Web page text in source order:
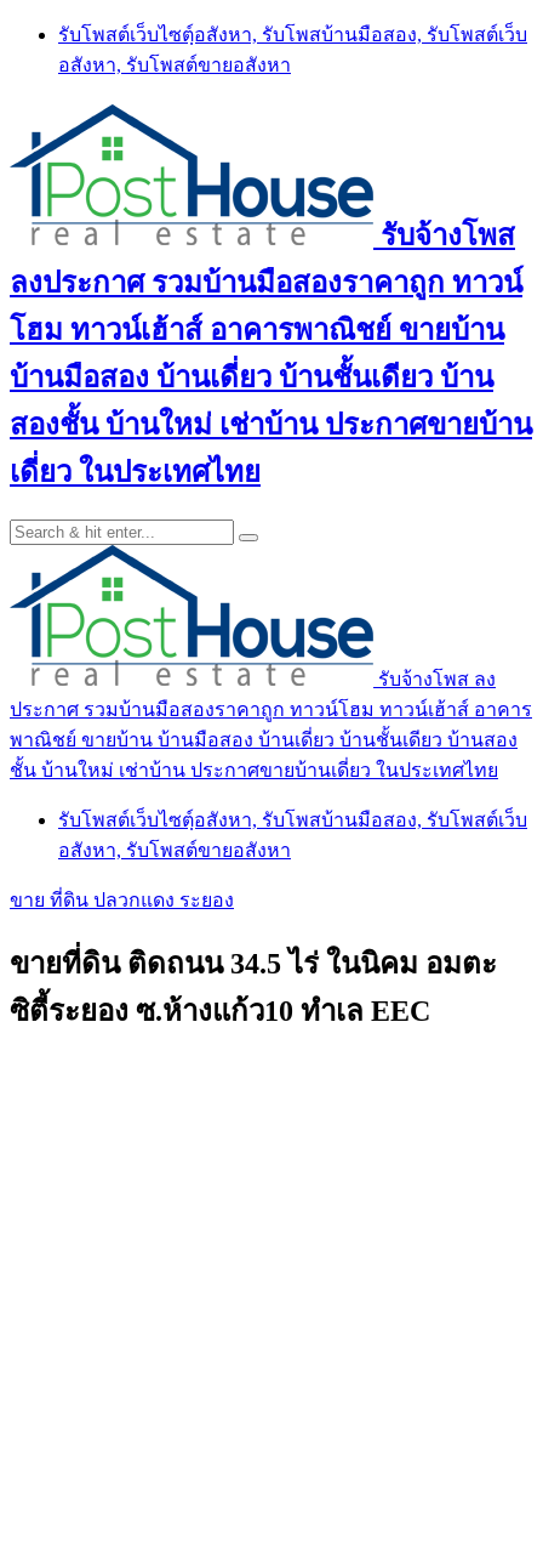
Skip
content
รับโพสต์เว็บไซตฺ์อสังหา, รับโพสบ้านมือสอง, รับโพสต์เว็บ
อสังหา, รับโพสต์ขายอสังหา
รับจ้างโพส
ลงประกาศ รวมบ้านมือสองราคาถูก ทาวน์
โฮม ทาวน์เฮ้าส์ อาคารพาณิชย์ ขายบ้าน
บ้านมือสอง บ้านเดี่ยว บ้านชั้นเดียว บ้าน
สองชั้น บ้านใหม่ เช่าบ้าน ประกาศขายบ้าน
เดี่ยว ในประเทศไทย
รับจ้างโพส ลง
ประกาศ รวมบ้านมือสองราคาถูก ทาวน์โฮม ทาวน์เฮ้าส์ อาคาร
พาณิชย์ ขายบ้าน บ้านมือสอง บ้านเดี่ยว บ้านชั้นเดียว บ้านสอง
ชั้น บ้านใหม่ เช่าบ้าน ประกาศขายบ้านเดี่ยว ในประเทศไทย
รับโพสต์เว็บไซตฺ์อสังหา, รับโพสบ้านมือสอง, รับโพสต์เว็บ
อสังหา, รับโพสต์ขายอสังหา
ขาย ที่ดิน ปลวกแดง ระยอง
ขายที่ดิน ติดถนน 34.5 ไร่ ในนิคม อมตะ
ซิตี้ระยอง ซ.ห้างแก้ว10 ทำเล EEC